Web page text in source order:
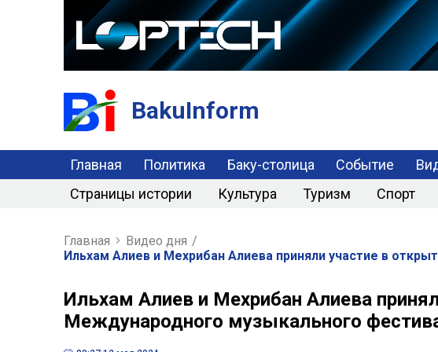
BakuInform
Главная Политика Баку-столица Событие
Страницы истории
Культура Туризм Спорт
Главная Видео дня /
Ильхам Алиев и Мехрибан Алиева приняли участие в
Ильхам Алиев и Мехрибан Алиева
Международного музыкального